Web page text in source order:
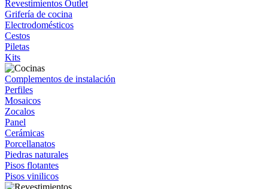
Revestimientos Outlet
Grifería de cocina
Electrodomésticos
Cestos
Piletas
Kits
Complementos de instalación
Perfiles
Mosaicos
Zocalos
Panel
Cerámicas
Porcellanatos
Piedras naturales
Pisos flotantes
Pisos vinilicos